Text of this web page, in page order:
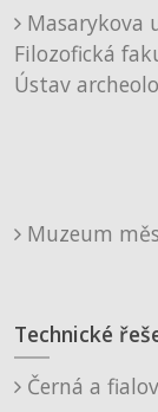
Masarykova
Filozofická
Ústav
Muzeum
Technické
Černá a